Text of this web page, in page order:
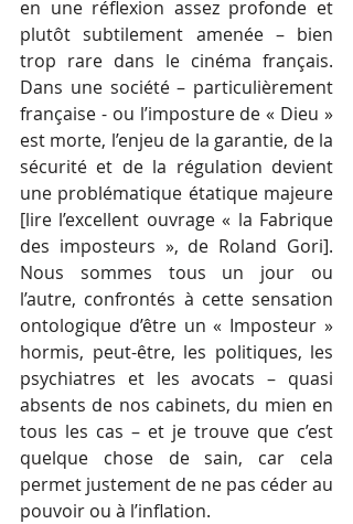
en une réflexion assez profonde et
plutôt subtilement amenée – bien
trop rare dans le cinéma français.
Dans une société – particulièrement
française - ou l’imposture de « Dieu »
est morte, l’enjeu de la garantie, de la
sécurité et de la régulation devient
une problématique étatique majeure
[lire l’excellent ouvrage « la Fabrique
des imposteurs », de Roland Gori].
Nous sommes tous un jour ou
l’autre, confrontés à cette sensation
ontologique d’être un « Imposteur »
hormis, peut-être, les politiques, les
psychiatres et les avocats – quasi
absents de nos cabinets, du mien en
tous les cas – et je trouve que c’est
quelque chose de sain, car cela
permet justement de ne pas céder au
pouvoir ou à l’inflation.